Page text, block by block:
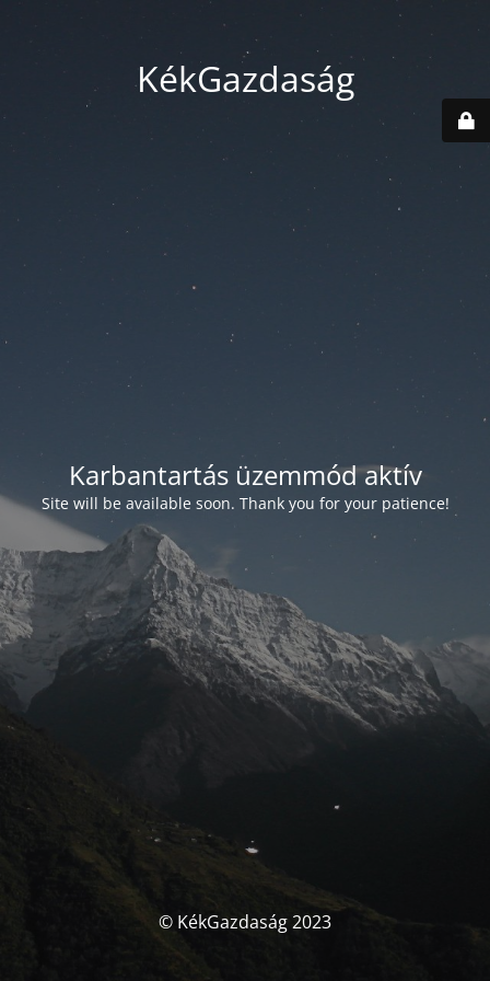
KékGazdaság
Karbantartás üzemmód aktív
Site will be available soon. Thank you for your patience!
© KékGazdaság 2023